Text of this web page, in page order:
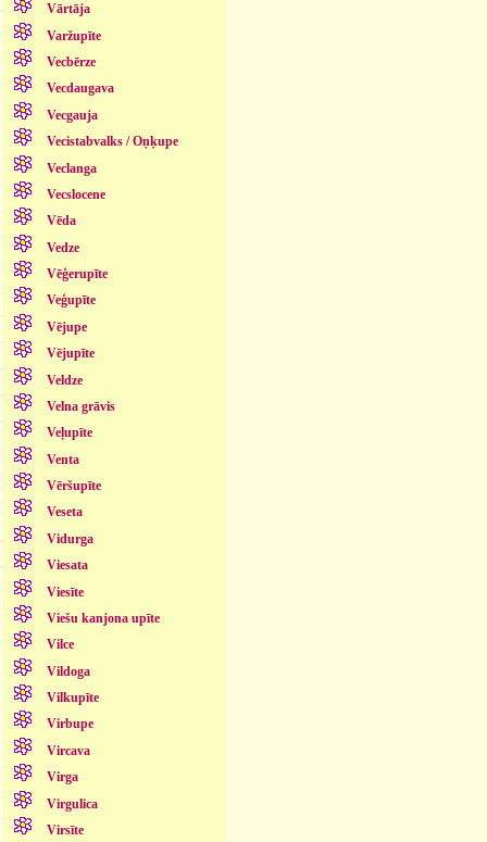
Vārtāja
Varžupīte
Vecbērze
Vecdaugava
Vecgauja
Vecistabvalks / Oņķupe
Veclanga
Vecslocene
Vēda
Vedze
Vēģerupīte
Veģupīte
Vējupe
Vējupīte
Veldze
Velna grāvis
Veļupīte
Venta
Vēršupīte
Veseta
Vidurga
Viesata
Viesīte
Viešu kanjona upīte
Vilce
Vildoga
Vilkupīte
Virbupe
Vircava
Virga
Virgulica
Virsīte